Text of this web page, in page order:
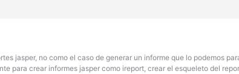
jasper, no como el caso de generar un informe que lo podemos
para crear informes jasper como ireport, crear el esqueleto del